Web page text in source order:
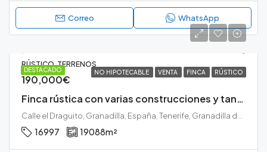
Correo WhatsApp
DESTACADO NO HIPOTECABLE VENTA FINCA RÚSTICO
RÚSTICO, TERRENOS
190,000€
Finca rústica con varias construcciones y tanque de agua
16997 19088m²